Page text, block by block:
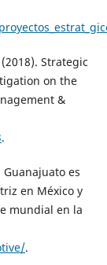
Strategic
on the
&
.
es
en México y
mundial en la
.